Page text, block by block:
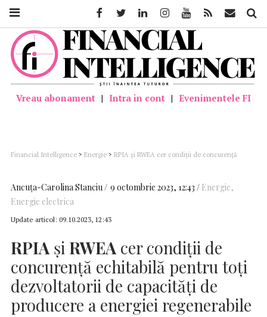
Vreau abonament | Intra in cont | Evenimentele FI
Financial Intelligence > Energie > RPIA şi RWEA cer condiţii de concurenţă
Ancuţa-Carolina Stanciu 9 octombrie 2023, 12:43 Energie,
Energie electrica
Update articol: 09.10.2023, 12:43
RPIA şi RWEA cer condiţii de
concurenţă echitabilă pentru toţi
dezvoltatorii de capacităţi de
producere a energiei regenerabile
FacebookTwitter LinkedinInstagramYoutube Feed Mail